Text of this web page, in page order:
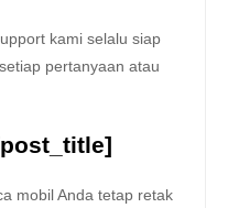
kami selalu siap
pertanyaan atau
mobil Anda tetap retak